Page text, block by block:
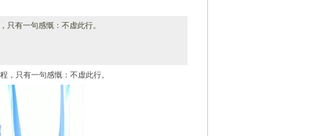
只有一句感慨：不虚此行。
，只有一句感慨：不虚此行。